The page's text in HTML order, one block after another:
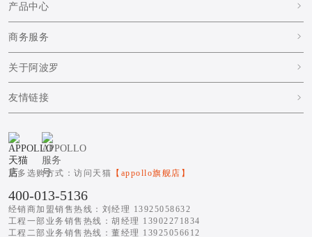
产品中心
商务服务
关于阿波罗
友情链接
更多选购方式：访问天猫 【appollo旗舰店】
400-013-5136
经销商加盟销售热线：刘经理 13925058632
工程一部业务销售热线：胡经理 13902271834
工程二部业务销售热线：董经理 13925056612